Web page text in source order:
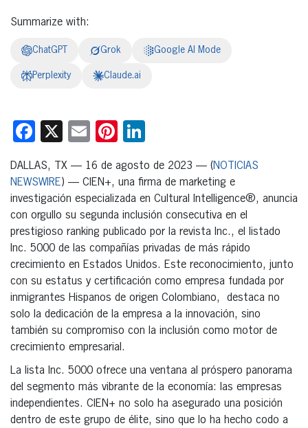
Summarize with:
ChatGPT Grok Google AI Mode
Perplexity Claude.ai
Facebook
X EmailPinterest
DALLAS, TX — 16 de agosto de 2023 — (NOTICIAS
NEWSWIRE) — CIEN+, una firma de marketing e
investigación especializada en Cultural Intelligence®, anuncia
con orgullo su segunda inclusión consecutiva en el
prestigioso ranking publicado por la revista Inc., el listado
Inc. 5000 de las compañías privadas de más rápido
crecimiento en Estados Unidos. Este reconocimiento, junto
con su estatus y certificación como empresa fundada por
inmigrantes Hispanos de origen Colombiano, destaca no
solo la dedicación de la empresa a la innovación, sino
también su compromiso con la inclusión como motor de
crecimiento empresarial.
La lista Inc. 5000 ofrece una ventana al próspero panorama
del segmento más vibrante de la economía: las empresas
independientes. CIEN+ no solo ha asegurado una posición
dentro de este grupo de élite, sino que lo ha hecho codo a